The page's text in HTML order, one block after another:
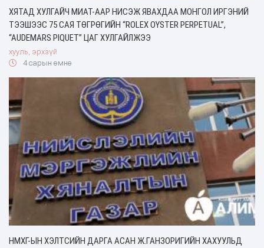
ХЯТАД ХУЛГАЙЧ МИАТ-ААР НИСЭЖ ЯВАХДАА МОНГОЛ ИРГЭНИЙ
ТЭЭШЭЭС 75 САЯ ТӨГРӨГИЙН “ROLEX OYSTER PERPETUAL”,
“AUDEMARS PIQUET” ЦАГ ХУЛГАЙЛЖЭЭ
хууль, эрхзүй
4 сарын өмнө
НМХГ-ЫН ХЭЛТСИЙН ДАРГА АСАН Ж.ГАНЗОРИГИЙН ХАХУУЛЬД